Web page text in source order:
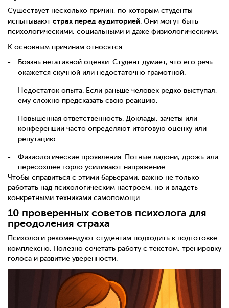
Существует несколько причин, по которым студенты
испытывают страх перед аудиторией . Они могут быть
психологическими, социальными и даже физиологическими.
К основным причинам относятся:
Боязнь негативной оценки. Студент думает, что его речь
окажется скучной или недостаточно грамотной.
Недостаток опыта. Если раньше человек редко выступал,
ему сложно предсказать свою реакцию.
Повышенная ответственность. Доклады, зачёты или
конференции часто определяют итоговую оценку или
репутацию.
Физиологические проявления. Потные ладони, дрожь или
пересохшее горло усиливают напряжение.
Чтобы справиться с этими барьерами, важно не только
работать над психологическим настроем, но и владеть
конкретными техниками самопомощи.
10 проверенных советов психолога для
преодоления страха
Психологи рекомендуют студентам подходить к подготовке
комплексно. Полезно сочетать работу с текстом, тренировку
голоса и развитие уверенности.